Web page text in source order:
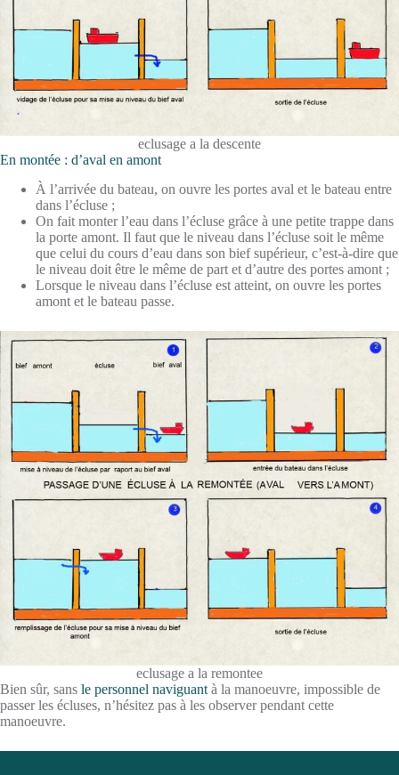
eclusage a la descente
En montée : d’aval en amont
À l’arrivée du bateau, on ouvre les portes aval et le bateau entre
dans l’écluse ;
On fait monter l’eau dans l’écluse grâce à une petite trappe dans
la porte amont. Il faut que le niveau dans l’écluse soit le même
que celui du cours d’eau dans son bief supérieur, c’est-à-dire que
le niveau doit être le même de part et d’autre des portes amont ;
Lorsque le niveau dans l’écluse est atteint, on ouvre les portes
amont et le bateau passe.
eclusage a la remontee
Bien sûr, sans le personnel naviguant à la manoeuvre, impossible de
passer les écluses, n’hésitez pas à les observer pendant cette
manoeuvre.